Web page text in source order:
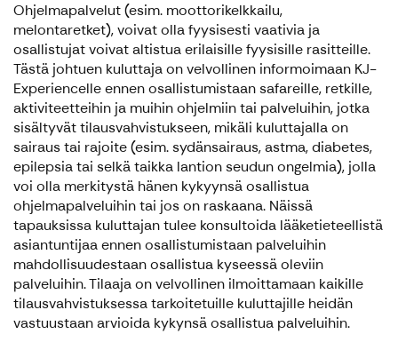
Ohjelmapalvelut (esim. moottorikelkkailu,
melontaretket), voivat olla fyysisesti vaativia ja
osallistujat voivat altistua erilaisille fyysisille rasitteille.
Tästä johtuen kuluttaja on velvollinen informoimaan KJ-
Experiencelle ennen osallistumistaan safareille, retkille,
aktiviteetteihin ja muihin ohjelmiin tai palveluihin, jotka
sisältyvät tilausvahvistukseen, mikäli kuluttajalla on
sairaus tai rajoite (esim. sydänsairaus, astma, diabetes,
epilepsia tai selkä taikka lantion seudun ongelmia), jolla
voi olla merkitystä hänen kykyynsä osallistua
ohjelmapalveluihin tai jos on raskaana. Näissä
tapauksissa kuluttajan tulee konsultoida lääketieteellistä
asiantuntijaa ennen osallistumistaan palveluihin
mahdollisuudestaan osallistua kyseessä oleviin
palveluihin. Tilaaja on velvollinen ilmoittamaan kaikille
tilausvahvistuksessa tarkoitetuille kuluttajille heidän
vastuustaan arvioida kykynsä osallistua palveluihin.